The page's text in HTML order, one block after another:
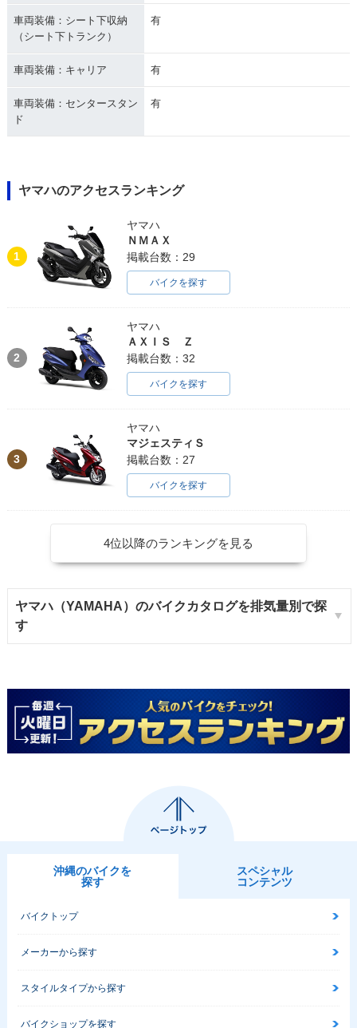
車両装備：シート下収納
（シート下トランク）
有
車両装備：キャリア 有
車両装備：センタースタン
ド
有
ヤマハのアクセスランキング
1
ヤマハ
ＮＭＡＸ
掲載台数：29
バイクを探す
2
ヤマハ
ＡＸＩＳ Ｚ
掲載台数：32
バイクを探す
3
ヤマハ
マジェスティＳ
掲載台数：27
バイクを探す
4位以降のランキングを見る
ヤマハ（YAMAHA）のバイクカタログを排気量別で探
す
沖縄のバイクを
探す
スペシャル
コンテンツ
バイクトップ
メーカーから探す
スタイルタイプから探す
バイクショップを探す